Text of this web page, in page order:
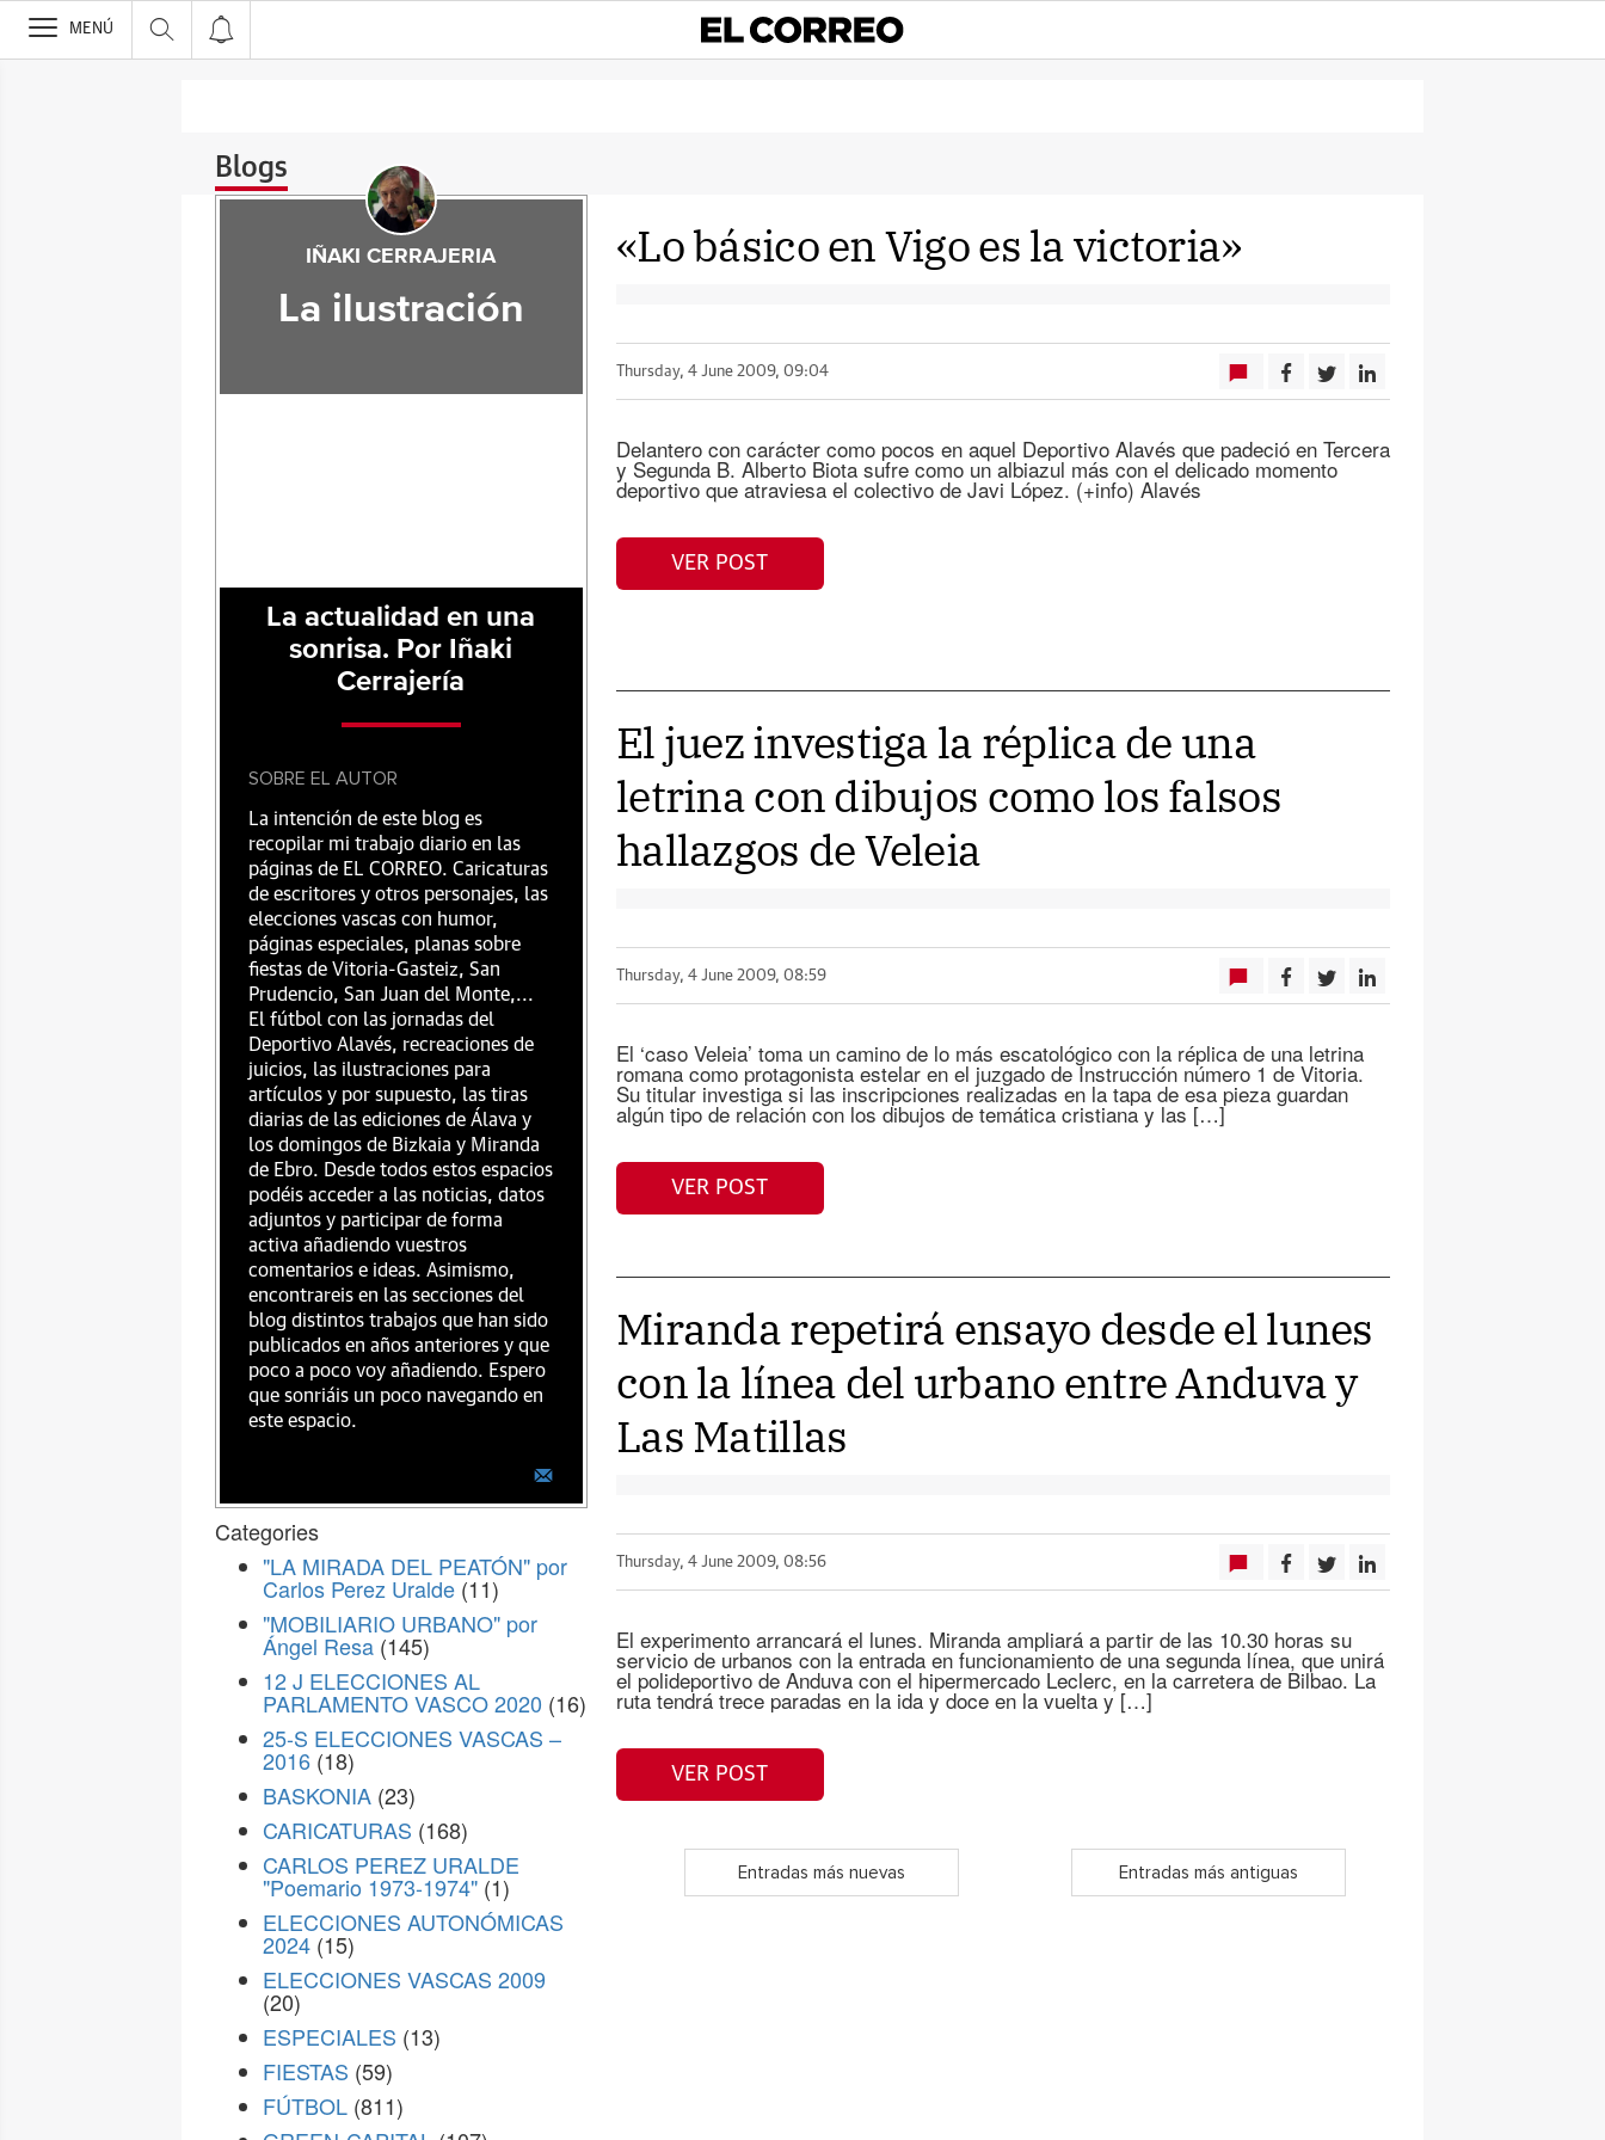
>
MENÚ
Blogs
«Lo básico en Vigo es la victoria»
Thursday, 4 June 2009, 09:04
Delantero con carácter como pocos en aquel Deportivo Alavés que padeció en Tercera
y Segunda B. Alberto Biota sufre como un albiazul más con el delicado momento
deportivo que atraviesa el colectivo de Javi López. (+info) Alavés
VER POST
El juez investiga la réplica de una
letrina con dibujos como los falsos
hallazgos de Veleia
Thursday, 4 June 2009, 08:59
El ‘caso Veleia’ toma un camino de lo más escatológico con la réplica de una letrina
romana como protagonista estelar en el juzgado de Instrucción número 1 de Vitoria.
Su titular investiga si las inscripciones realizadas en la tapa de esa pieza guardan
algún tipo de relación con los dibujos de temática cristiana y las […]
VER POST
Miranda repetirá ensayo desde el lunes
con la línea del urbano entre Anduva y
Las Matillas
Thursday, 4 June 2009, 08:56
El experimento arrancará el lunes. Miranda ampliará a partir de las 10.30 horas su
servicio de urbanos con la entrada en funcionamiento de una segunda línea, que unirá
el polideportivo de Anduva con el hipermercado Leclerc, en la carretera de Bilbao. La
ruta tendrá trece paradas en la ida y doce en la vuelta y […]
VER POST
Entradas más nuevas Entradas más antiguas
IÑAKI CERRAJERIA
La ilustración
La actualidad en una
sonrisa. Por Iñaki
Cerrajería
SOBRE EL AUTOR
La intención de este blog es
recopilar mi trabajo diario en las
páginas de EL CORREO. Caricaturas
de escritores y otros personajes, las
elecciones vascas con humor,
páginas especiales, planas sobre
fiestas de Vitoria-Gasteiz, San
Prudencio, San Juan del Monte,...
El fútbol con las jornadas del
Deportivo Alavés, recreaciones de
juicios, las ilustraciones para
artículos y por supuesto, las tiras
diarias de las ediciones de Álava y
los domingos de Bizkaia y Miranda
de Ebro. Desde todos estos espacios
podéis acceder a las noticias, datos
adjuntos y participar de forma
activa añadiendo vuestros
comentarios e ideas. Asimismo,
encontrareis en las secciones del
blog distintos trabajos que han sido
publicados en años anteriores y que
poco a poco voy añadiendo. Espero
que sonriáis un poco navegando en
este espacio.
Categories
"LA MIRADA DEL PEATÓN" por
Carlos Perez Uralde (11)
"MOBILIARIO URBANO" por
Ángel Resa (145)
12 J ELECCIONES AL
PARLAMENTO VASCO 2020 (16)
25-S ELECCIONES VASCAS –
2016 (18)
BASKONIA (23)
CARICATURAS (168)
CARLOS PEREZ URALDE
"Poemario 1973-1974" (1)
ELECCIONES AUTONÓMICAS
2024 (15)
ELECCIONES VASCAS 2009
(20)
ESPECIALES (13)
FIESTAS (59)
FÚTBOL (811)